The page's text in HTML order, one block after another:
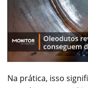
Na prática, isso